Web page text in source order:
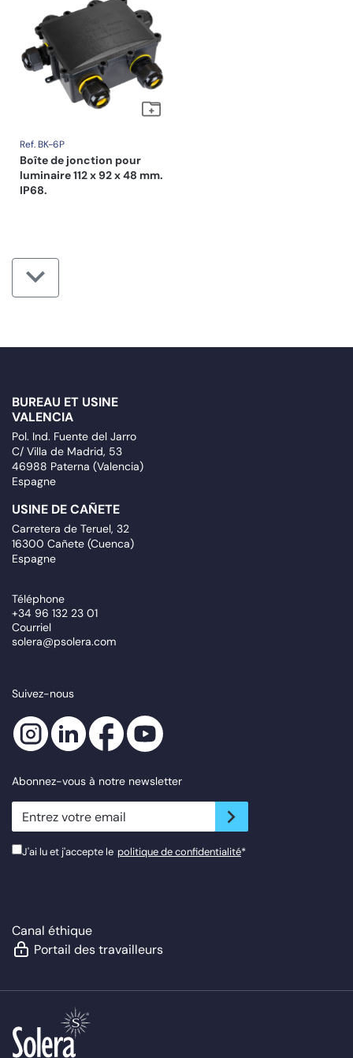
Ref. BK-6P
Boîte de jonction pour
luminaire 112 x 92 x 48 mm.
IP68.
BUREAU ET USINE
VALENCIA
Pol. Ind. Fuente del Jarro
C/ Villa de Madrid, 53
46988 Paterna (Valencia)
Espagne
USINE DE CAÑETE
Carretera de Teruel, 32
16300 Cañete (Cuenca)
Espagne
Téléphone
+34 96 132 23 01
Courriel
solera@psolera.com
Suivez-nous
Abonnez-vous à notre newsletter
newsletter.suscribe
J'ai lu et j'accepte le politique de confidentialité*
Canal éthique
Portail des travailleurs